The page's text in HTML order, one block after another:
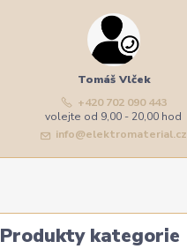
Tomáš Vlček
+420 702 090 443
volejte od 9,00 - 20,00 hod
info@elektromaterial.cz
Produkty kategorie